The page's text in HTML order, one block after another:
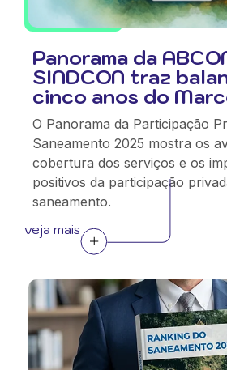
Panorama da
SINDCON traz
cinco anos do
O Panorama da Participação
Saneamento 2025 mostra os
cobertura dos serviços e os
positivos da participação
saneamento.
veja mais